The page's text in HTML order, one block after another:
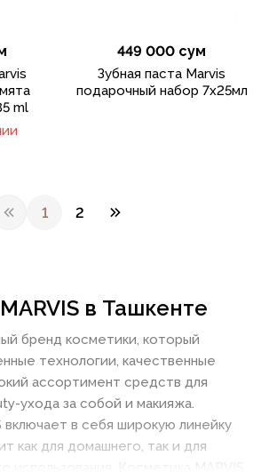
ml
449 000 сум
Зубная паста Marvis
подарочный набор 7x25мл
1 2
в Ташкенте
бренд косметики, который
технологии, качественные
ассортимент средств для
ухода за собой и макияжа.
включает в себя широкую линейку
как для домашнего, так и для